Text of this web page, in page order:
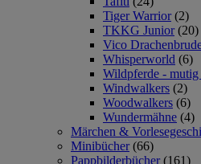
Tiger Warrior (2)
TKKG Junior (20)
Vico
Whisperworld (6)
Wildpferde -
Windwalkers (2)
Woodwalkers (6)
Wundermähne (4)
Märchen &
Minibücher (66)
Pappbilderbücher (161)